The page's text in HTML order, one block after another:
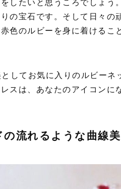
したいと思うころでしょう
の宝石です。そして日々の
色のルビーを身に着けるこ
してお気に入りのルビーネ
スは、あなたのアイコンに
流れるような曲線美